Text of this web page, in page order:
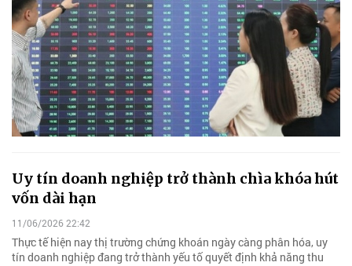
Uy tín doanh nghiệp trở thành chìa khóa hút
vốn dài hạn
11/06/2026 22:42
Thực tế hiện nay thị trường chứng khoán ngày càng phân hóa, uy
tín doanh nghiệp đang trở thành yếu tố quyết định khả năng thu